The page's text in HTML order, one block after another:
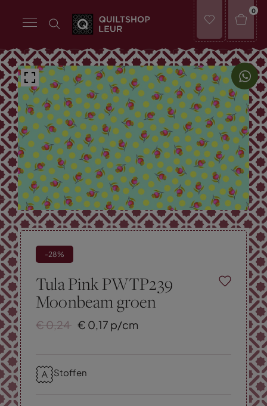
0
-28%
Tula Pink PWTP239
Moonbeam groen
€ 0,24 € 0,17 p/cm
Stoffen